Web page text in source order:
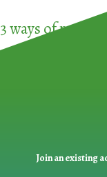
3 ways of
Join an existing